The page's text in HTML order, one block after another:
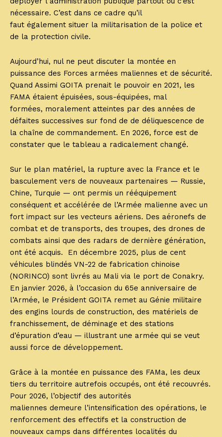
nécessaire. C’est dans ce cadre qu’il
faut également situer la militarisation de la police et
de la protection civile.
Aujourd’hui, nul ne peut discuter la montée en
puissance des Forces armées maliennes et de sécurité.
Quand Assimi GOITA prenait le pouvoir en 2021, les
FAMA étaient épuisées, sous-équipées, mal
formées, moralement atteintes par des années de
défaites successives sur fond de de déliquescence de
la chaîne de commandement. En 2026, force est de
constater que le tableau a radicalement changé.
Sur le plan matériel, la rupture avec la France et le
basculement vers de nouveaux partenaires — Russie,
Chine, Turquie — ont permis un rééquipement
conséquent et accélérée de l’Armée malienne avec un
fort impact sur les vecteurs aériens. Des aéronefs de
combat et de transports, des troupes, des drones de
combats ainsi que des radars de dernière génération,
ont été acquis. En décembre 2025, plus de cent
véhicules blindés VN-22 de fabrication chinoise
(NORINCO) sont livrés au Mali via le port de Conakry.
En janvier 2026, à l’occasion du 65e anniversaire de
l’Armée, le Président GOITA remet au Génie militaire
des engins lourds de construction, des matériels de
franchissement, de déminage et des stations
d’épuration d’eau — illustrant une armée qui se veut
aussi force de développement.
Grâce à la montée en puissance des FAMa, les deux
tiers du territoire autrefois occupés, ont été recouvrés.
Pour 2026, l’objectif des autorités
maliennes demeure l’intensification des opérations, le
renforcement des effectifs et la construction de
nouveaux camps dans différentes localités du